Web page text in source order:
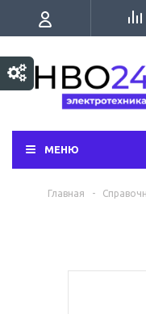
МЕНЮ
Главная -